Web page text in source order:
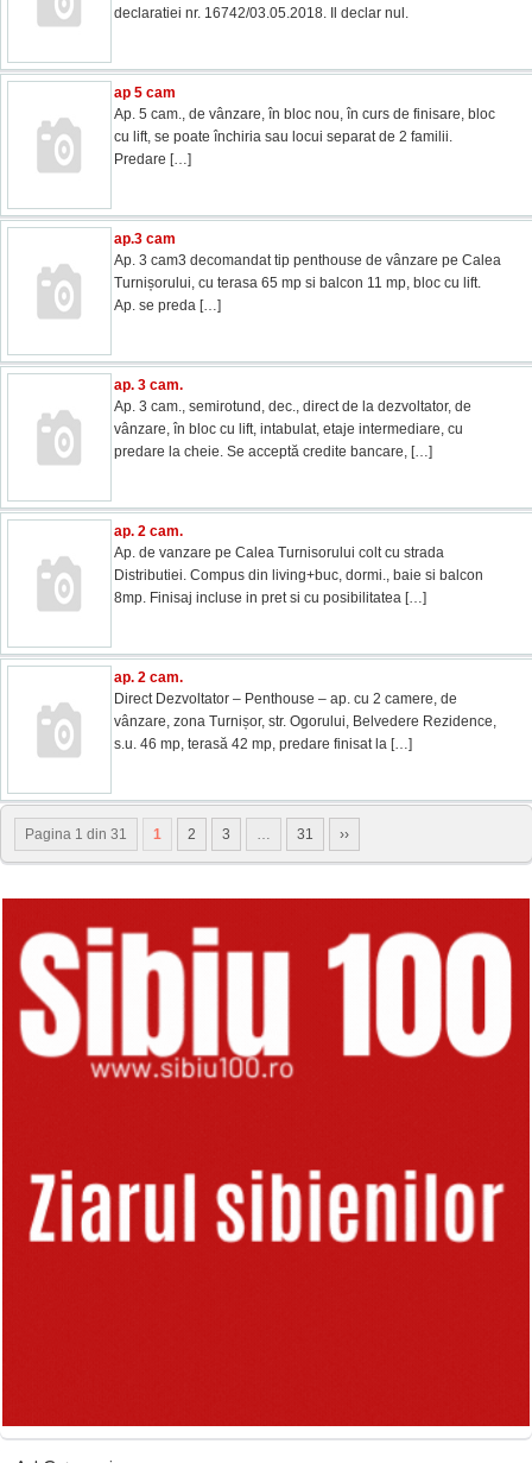
declaratiei nr. 16742/03.05.2018. Il declar nul.
ap 5 cam
Ap. 5 cam., de vânzare, în bloc nou, în curs de finisare, bloc
cu lift, se poate închiria sau locui separat de 2 familii.
Predare […]
ap.3 cam
Ap. 3 cam3 decomandat tip penthouse de vânzare pe Calea
Turnișorului, cu terasa 65 mp si balcon 11 mp, bloc cu lift.
Ap. se preda […]
ap. 3 cam.
Ap. 3 cam., semirotund, dec., direct de la dezvoltator, de
vânzare, în bloc cu lift, intabulat, etaje intermediare, cu
predare la cheie. Se acceptă credite bancare, […]
ap. 2 cam.
Ap. de vanzare pe Calea Turnisorului colt cu strada
Distributiei. Compus din living+buc, dormi., baie si balcon
8mp. Finisaj incluse in pret si cu posibilitatea […]
ap. 2 cam.
Direct Dezvoltator – Penthouse – ap. cu 2 camere, de
vânzare, zona Turnișor, str. Ogorului, Belvedere Rezidence,
s.u. 46 mp, terasă 42 mp, predare finisat la […]
Pagina 1 din 31 1 2 3 … 31 ››